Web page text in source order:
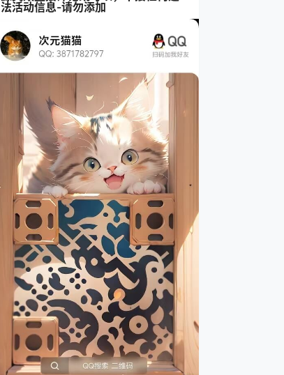
法活动信息-请勿添加